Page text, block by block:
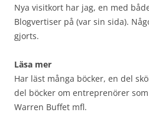
Nya visitkort har jag, en med
Blogvertiser på (var sin sida).
gjorts.
Läsa mer
Har läst många böcker, en del
del böcker om entreprenörer
Warren Buffet mfl.